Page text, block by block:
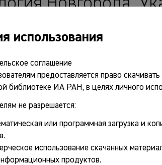
Основные сведения
использования
соглашение
предоставляется право
библиотеке ИА РАН, в целях личного
не разрешается:
или программная загрузка и
использование скачанных
продуктов.